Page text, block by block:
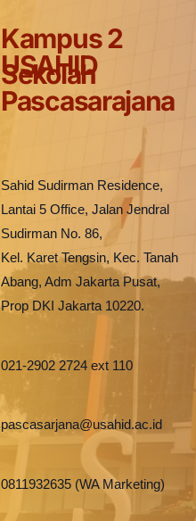
Kampus 2
USAHID
Sekolah
Pascasarajana
Sahid Sudirman Residence,
Lantai 5 Office, Jalan Jendral
Sudirman No. 86,
Kel. Karet Tengsin, Kec. Tanah
Abang, Adm Jakarta Pusat,
Prop DKI Jakarta 10220.
021-2902 2724 ext 110
pascasarjana@usahid.ac.id
0811932635 (WA Marketing)